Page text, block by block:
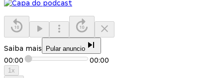
Saiba mais Pular anuncio
00:00 00:00
1x